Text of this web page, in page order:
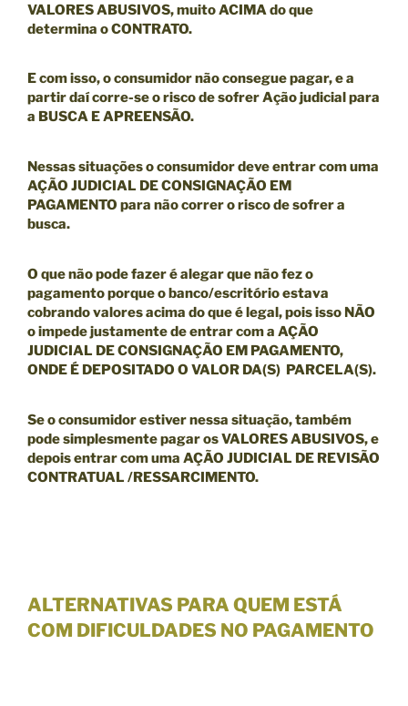
VALORES ABUSIVOS, muito ACIMA do que
determina o CONTRATO.
E com isso, o consumidor não consegue pagar, e a
partir daí corre-se o risco de sofrer Ação judicial para
a BUSCA E APREENSÃO.
Nessas situações o consumidor deve entrar com uma
AÇÃO JUDICIAL DE CONSIGNAÇÃO EM
PAGAMENTO para não correr o risco de sofrer a
busca.
O que não pode fazer é alegar que não fez o
pagamento porque o banco/escritório estava
cobrando valores acima do que é legal, pois isso NÃO
o impede justamente de entrar com a AÇÃO
JUDICIAL DE CONSIGNAÇÃO EM PAGAMENTO,
ONDE É DEPOSITADO O VALOR DA(S) PARCELA(S).
Se o consumidor estiver nessa situação, também
pode simplesmente pagar os VALORES ABUSIVOS, e
depois entrar com uma AÇÃO JUDICIAL DE REVISÃO
CONTRATUAL /RESSARCIMENTO.
ALTERNATIVAS PARA QUEM ESTÁ
COM DIFICULDADES NO PAGAMENTO